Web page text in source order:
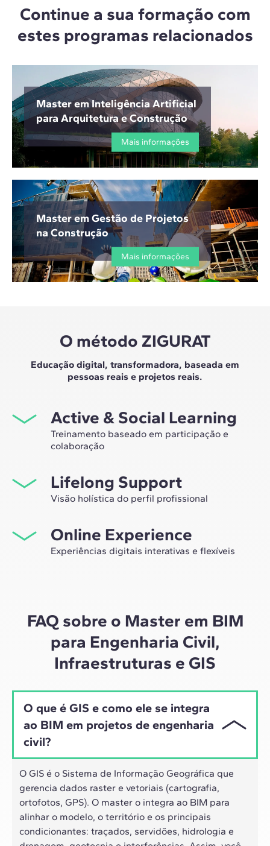
Continue a sua formação com
estes programas relacionados
Master em Inteligência Artificial
para Arquitetura e Construção
Mais informações
Master em Gestão de Projetos
na Construção
Mais informações
O método ZIGURAT
Educação digital, transformadora, baseada em
pessoas reais e projetos reais.
Active & Social Learning
Treinamento baseado em participação e
colaboração
própria rede profissional, mas também ter a
oportunidade única de participar de grupos de
trabalho selecionados, assessorados pela experiência
e construção.
Lifelong Support
Visão holística do perfil profissional
master, nós lhe acompanhamos para que você tenha
uma visão crítica e 360º do seu futuro como
especialista no setor.
Online Experience
Experiências digitais interativas e flexíveis
híbrido dos profissionais de hoje.
FAQ sobre o Master em BIM
para Engenharia Civil,
Infraestruturas e GIS
O que é GIS e como ele se integra
ao BIM em projetos de engenharia
civil?
O GIS é o Sistema de Informação Geográfica que
gerencia dados raster e vetoriais (cartografia,
ortofotos, GPS). O master o integra ao BIM para
alinhar o modelo, o território e os principais
condicionantes: traçados, servidões, hidrologia e